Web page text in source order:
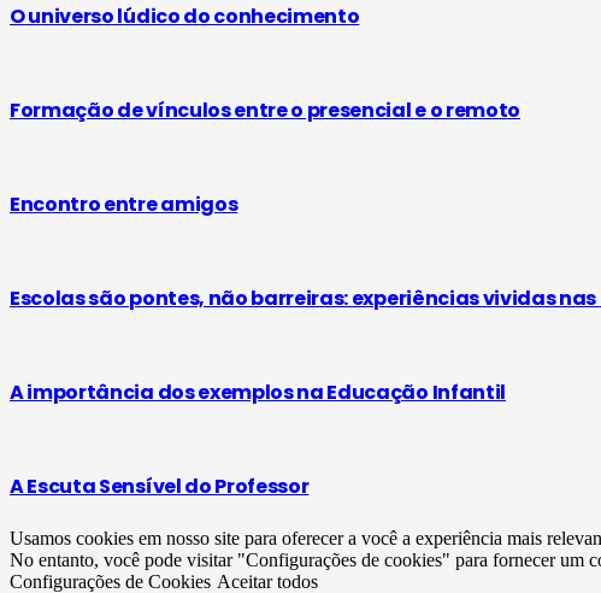
O universo lúdico do conhecimento
Formação de vínculos entre o presencial e o remoto
Encontro entre amigos
Escolas são pontes, não barreiras: experiências vividas
A importância dos exemplos na Educação Infantil
A Escuta Sensível do Professor
Usamos cookies em nosso site para oferecer a você a experiência mais
No entanto, você pode visitar "Configurações de cookies" para fornecer um
Configurações de Cookies Aceitar todos